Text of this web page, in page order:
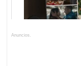
Anuncios.